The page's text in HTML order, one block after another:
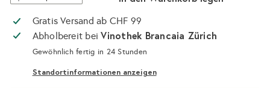
Gratis Versand ab CHF 99
Abholbereit beiVinothek Brancaia Zürich
Gewöhnlich fertig in 24 Stunden
Standortinformationen anzeigen